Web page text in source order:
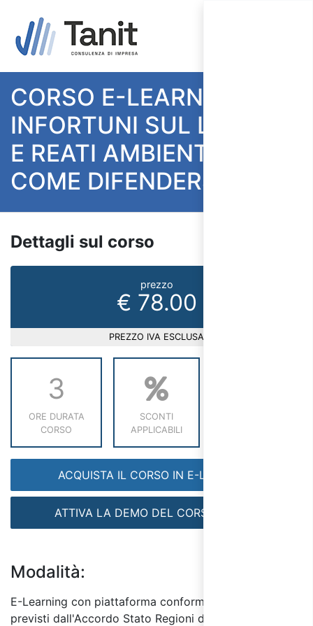
CORSO E-LEARNING
INFORTUNI SUL LAVORO
E REATI AMBIENTALI:
COME DIFENDERSI?
Dettagli sul corso
prezzo
€ 78.00
PREZZO IVA ESCLUSA
3
ORE DURATA
CORSO
SCONTI
APPLICABILI
ACQUISTA IL CORSO IN E-LEARNING
ATTIVA LA DEMO DEL CORSO GRATIS
Modalità:
E-Learning con piattaforma conforme ai requisiti
previsti dall'Accordo Stato Regioni del 17/4/25.